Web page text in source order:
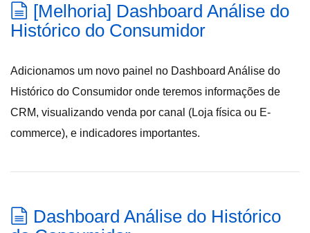
[Melhoria] Dashboard Análise do
Histórico do Consumidor
Adicionamos um novo painel no Dashboard Análise do
Histórico do Consumidor onde teremos informações de
CRM, visualizando venda por canal (Loja física ou E-
commerce), e indicadores importantes.
Dashboard Análise do Histórico